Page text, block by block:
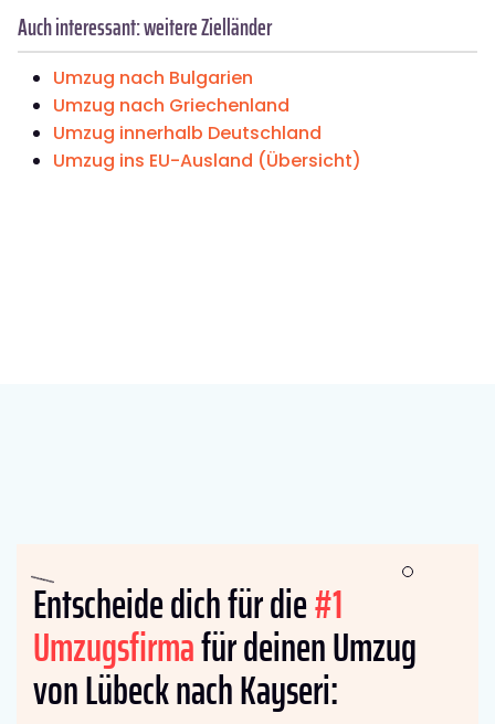
Auch interessant: weitere Zielländer
Umzug nach Bulgarien
Umzug nach Griechenland
Umzug innerhalb Deutschland
Umzug ins EU-Ausland (Übersicht)
Entscheide dich für die#1
Umzugsfirmafür deinen Umzug
von Lübeck nach Kayseri: